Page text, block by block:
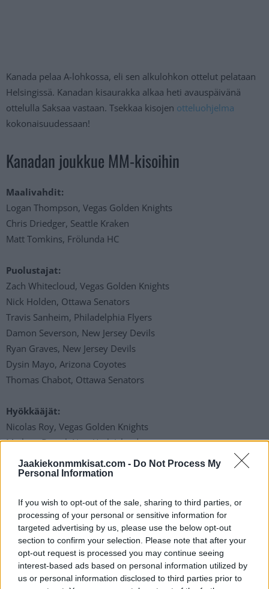
Jaakiekonmmkisat.com - Do Not Process My
Personal Information
If you wish to opt-out of the sale, sharing to third parties, or
processing of your personal or sensitive information for
targeted advertising by us, please use the below opt-out
section to confirm your selection. Please note that after your
opt-out request is processed you may continue seeing
interest-based ads based on personal information utilized by
us or personal information disclosed to third parties prior to
Kanada pelaa A-lohkossa, eli sen alkulohkon ottelut pelataan
Helsingissä. Kanadan kisaurakka alkaa heti avauspäivänä
ottelulla Saksaa vastaan. Tsekkaa kisojen otteluohjelma
kokonaisuudessaan!
Kanadan joukkue MM-kisoihin
Maalivahdit:
Logan Thompson, Vegas Golden Knights
Chris Driedger, Seattle Kraken
Matt Tomkins, Frölunda HC
Puolustajat:
Zach Whitecloud, Vegas Golden Knights
Nick Holden, Ottawa Senators
Travis Sanheim, Philadelphia Flyers
Damon Severson, New Jersey Devils
Ryan Graves, New Jersey Devils
Dysin Mayo, Arizona Coyotes
Thomas Chabot, Ottawa Senators
Hyökkääjät:
Nicolas Roy, Vegas Golden Knights
Mathew Barzal, New York Islanders
Adam Lowry, Winnipeg Jets
Dawson Mercer, New Jersey Devils
Eric O’Dell, Dinamo Moskova
Dylan Cozens, Buffalo Sabres
Cole Sillinger, Columbus Blue Jackets
Max Comtois, Anaheim Ducks
Morgan Geekie, Seattle Kraken
Noah Gregor, San Jose Sharks